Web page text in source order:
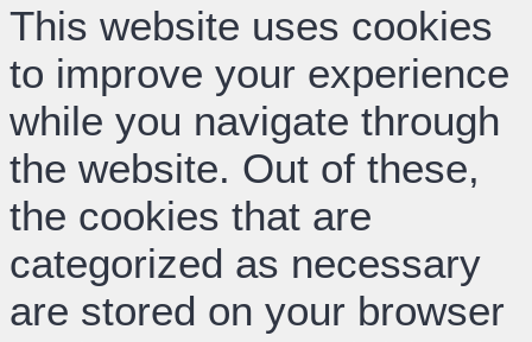
This website uses cookies
to improve your experience
while you navigate through
the website. Out of these,
the cookies that are
categorized as necessary
are stored on your browser